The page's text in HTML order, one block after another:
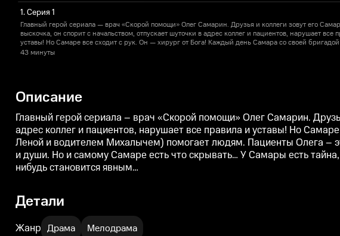
1. Серия 1
Главный герой сериала — врач «Скорой помощи» Олег Самарин. Друзья и коллеги зовут его
выскочка, он спорит с начальством, отпускает шуточки в адрес коллег и пациентов, нарушает все
уставы! Но Самаре все сходит с рук. Он — хирург от Бога! Каждый день Самара со своей
Леной и водителем Михалычем) помогает людям. Пациенты Олега — это пестрая галерея
43 минуты
Описание
Главный герой сериала – врач «Скорой помощи» Олег Самарин.
адрес коллег и пациентов, нарушает все правила и уставы! Но
Леной и водителем Михалычем) помогает людям. Пациенты Олега –
и души. Но и самому Самаре есть что скрывать… У Самары есть
нибудь становится явным…
Детали
Жанр Драма Мелодрама